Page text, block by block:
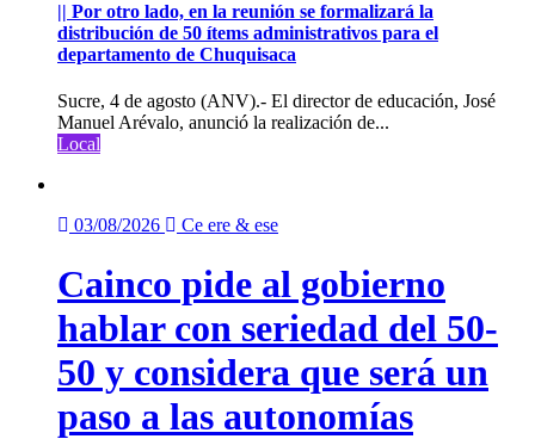
|| Por otro lado, en la reunión se formalizará la
distribución de 50 ítems administrativos para el
departamento de Chuquisaca
Sucre, 4 de agosto (ANV).- El director de educación, José
Manuel Arévalo, anunció la realización de...
Local
03/08/2026 Ce ere & ese
Cainco pide al gobierno
hablar con seriedad del 50-
50 y considera que será un
paso a las autonomías